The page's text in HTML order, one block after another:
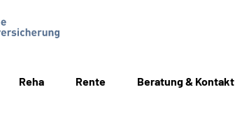
Reha Rente Beratung & Kontakt